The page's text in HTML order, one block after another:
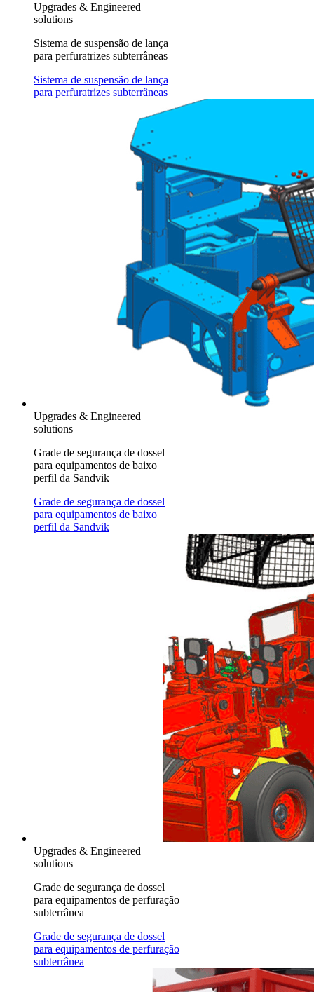
Upgrades & Engineered
solutions
Sistema de suspensão de lança
para perfuratrizes subterrâneas
Sistema de suspensão de lança
para perfuratrizes subterrâneas
Upgrades & Engineered
solutions
Grade de segurança de dossel
para equipamentos de baixo
perfil da Sandvik
Grade de segurança de dossel
para equipamentos de baixo
perfil da Sandvik
Upgrades & Engineered
solutions
Grade de segurança de dossel
para equipamentos de perfuração
subterrânea
Grade de segurança de dossel
para equipamentos de perfuração
subterrânea